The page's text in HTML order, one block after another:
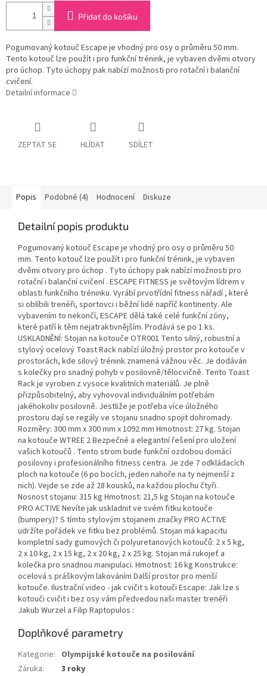
Přidat do košíku
Pogumovaný kotouč Escape je vhodný pro osy o průměru 50 mm.
Tento kotouč lze použít i pro funkční trénink, je vybaven dvěmi otvory
pro úchop. Tyto úchopy pak nabízí možnosti pro rotační i balanční
cvičení.
Detailní informace
ZEPTAT SE HLÍDAT SDÍLET
Popis Podobné (4) Hodnocení Diskuze
Detailní popis produktu
Pogumovaný kotouč Escape je vhodný pro osy o průměru 50
mm. Tento kotouč lze použít i pro funkční trénink, je vybaven
dvěmi otvory pro úchop . Tyto úchopy pak nabízí možnosti pro
rotační i balanční cvičení . ESCAPE FITNESS je světovým lídrem v
oblasti funkčního tréninku. Vyrábí prvotřídní fitness nářadí , které
si oblíbili trenéři, sportovci i běžní lidé napříč kontinenty. Ale
vybavením to nekončí, ESCAPE dělá také celé funkční zóny,
které patří k těm nejatraktivnějším. Prodává se po 1 ks.
USKLADNĚNÍ: Stojan na kotouče OTR001 Tento silný, robustní a
stylový ocelový Toast Rack nabízí úložný prostor pro kotouče v
prostorách, kde silový trénink znamená vážnou věc. Je dodáván
s kolečky pro snadný pohyb v posilovně/tělocvičně. Tento Toast
Rack je vyroben z vysoce kvalitních materiálů. Je plně
přizpůsobitelný, aby vyhovoval individuálním potřebám
jakéhokoliv posilovně. Jestliže je potřeba více úložného
prostoru dají se regály ve stojanu snadno spojit dohromady.
Rozměry: 300 mm x 300 mm x 1092 mm Hmotnost: 27 kg. Stojan
na kotouče WTREE 2 Bezpečné a elegantní řešení pro uložení
vašich kotoučů . Tento strom bude funkční ozdobou domácí
posilovny i profesionálního fitness centra. Je zde 7 odkládacích
ploch na kotouče (6 po bocích, jeden nahoře na ty nejmenší z
nich). Vejde se zde až 28 kousků, na každou plochu čtyři.
Nosnost stojanu: 315 kg Hmotnost: 21,5 kg Stojan na kotouče
PRO ACTIVE Nevíte jak uskladnit ve svém fitku kotouče
(bumpery)? S tímto stylovým stojanem značky PRO ACTIVE
udržíte pořádek ve fitku bez problémů. Stojan má kapacitu
kompletní sady gumových či polyuretanových kotoučů: 2 x 5 kg,
2 x 10 kg, 2 x 15 kg, 2 x 20 kg, 2 x 25 kg. Stojan má rukojeť a
kolečka pro snadnou manipulaci. Hmotnost: 16 kg Konstrukce:
ocelová s práškovým lakováním Další prostor pro menší
kotouče. Ilustrační video - jak cvičit s kotouči Escape: Jak lze s
kotouči cvičit i bez osy vám předvedou naši master trenéři
Jakub Wurzel a Filip Raptopulos :
Doplňkové parametry
Kategorie: Olympijské kotouče na posilování
Záruka:
3 roky